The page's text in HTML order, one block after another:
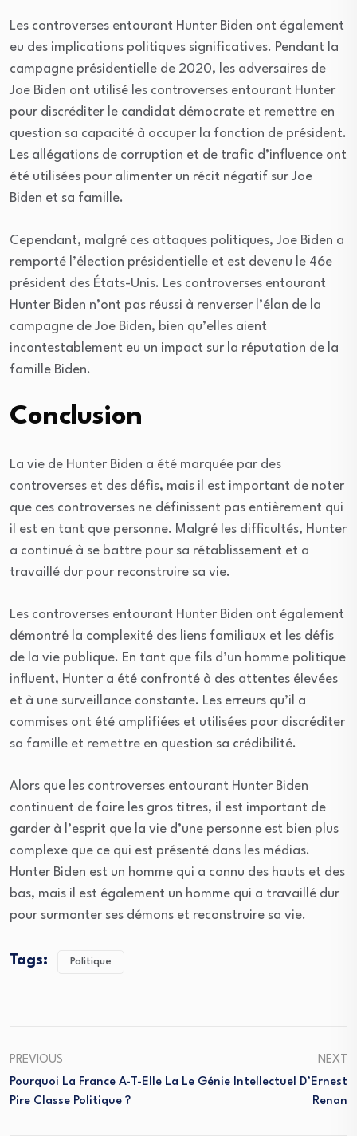
Les controverses entourant Hunter Biden ont également
eu des implications politiques significatives. Pendant la
campagne présidentielle de 2020, les adversaires de
Joe Biden ont utilisé les controverses entourant Hunter
pour discréditer le candidat démocrate et remettre en
question sa capacité à occuper la fonction de président.
Les allégations de corruption et de trafic d’influence ont
été utilisées pour alimenter un récit négatif sur Joe
Biden et sa famille.
Cependant, malgré ces attaques politiques, Joe Biden a
remporté l’élection présidentielle et est devenu le 46e
président des États-Unis. Les controverses entourant
Hunter Biden n’ont pas réussi à renverser l’élan de la
campagne de Joe Biden, bien qu’elles aient
incontestablement eu un impact sur la réputation de la
famille Biden.
Conclusion
La vie de Hunter Biden a été marquée par des
controverses et des défis, mais il est important de noter
que ces controverses ne définissent pas entièrement qui
il est en tant que personne. Malgré les difficultés, Hunter
a continué à se battre pour sa rétablissement et a
travaillé dur pour reconstruire sa vie.
Les controverses entourant Hunter Biden ont également
démontré la complexité des liens familiaux et les défis
de la vie publique. En tant que fils d’un homme politique
influent, Hunter a été confronté à des attentes élevées
et à une surveillance constante. Les erreurs qu’il a
commises ont été amplifiées et utilisées pour discréditer
sa famille et remettre en question sa crédibilité.
Alors que les controverses entourant Hunter Biden
continuent de faire les gros titres, il est important de
garder à l’esprit que la vie d’une personne est bien plus
complexe que ce qui est présenté dans les médias.
Hunter Biden est un homme qui a connu des hauts et des
bas, mais il est également un homme qui a travaillé dur
pour surmonter ses démons et reconstruire sa vie.
Tags: Politique
PREVIOUS
Pourquoi La France A-T-Elle La
Pire Classe Politique ?
NEXT
Le Génie Intellectuel D’Ernest
Renan